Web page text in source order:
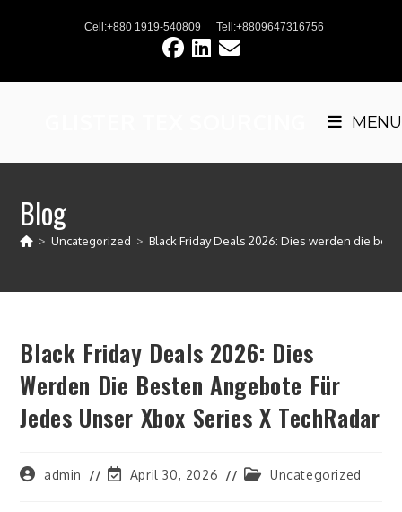
Cell:+880 1919-540809 Tell:+8809647316756
MENU
Blog
> Uncategorized > Black Friday Deals 2026: Dies werden die
Black Friday Deals 2026: Dies
Werden Die Besten Angebote Für
Jedes Unser Xbox Series X TechRadar
Postadmin
PostApril 30, 2026
PostUncategorized